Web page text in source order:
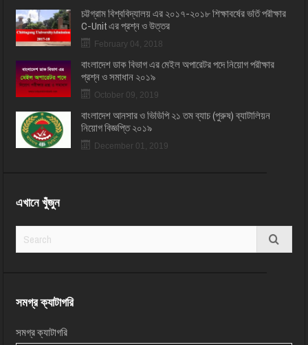
চট্টগ্রাম বিশ্ববিদ্যালয় এর ২০১৭-২০১৮ শিক্ষাবর্ষের ভর্তি পরীক্ষার
C-Unit এর প্রশ্ন ও উত্তর
February 04, 2018
বাংলাদেশ ডাক বিভাগ এর মেইল অপারেটর পদে নিয়োগ পরীক্ষার
প্রশ্ন ও সমাধান ২০১৯
October 09, 2019
বাংলাদেশ আনসার ও ভিডিপি ২১ তম ব্যাচ (পুরুষ) ব্যাটালিয়ন
নিয়োগ বিজ্ঞপ্তি ২০১৯
December 01, 2019
এখানে খুঁজুন
সমগ্র ক্যাটাগরি
সমগ্র ক্যাটাগরি